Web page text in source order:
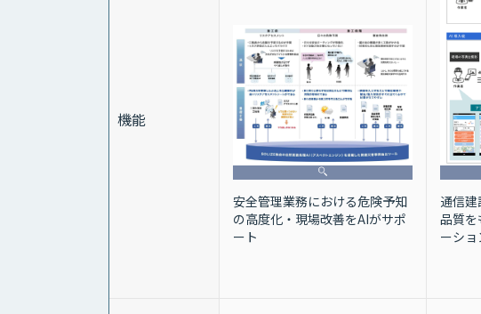
機能
安全管理業務における危険予知
の高度化・現場改善をAIがサポ
ート
通信建
品質を
ーショ